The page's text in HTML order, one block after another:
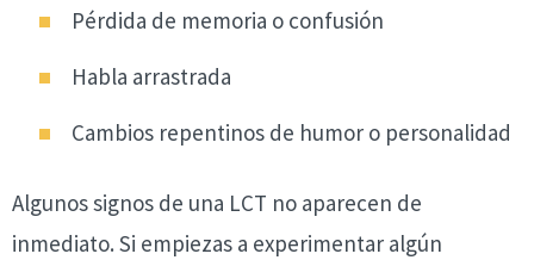
Pérdida de memoria o confusión
Habla arrastrada
Cambios repentinos de humor o personalidad
Algunos signos de una LCT no aparecen de
inmediato. Si empiezas a experimentar algún